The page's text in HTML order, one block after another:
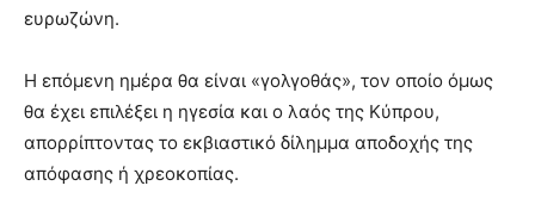
ευρωζώνη.
Η επόμενη ημέρα θα είναι «γολγοθάς», τον οποίο όμως
θα έχει επιλέξει η ηγεσία και ο λαός της Κύπρου,
απορρίπτοντας το εκβιαστικό δίλημμα αποδοχής της
απόφασης ή χρεοκοπίας.